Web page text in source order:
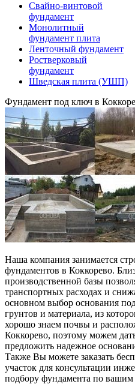
Свайно-винтовой
фундамент
Монолитный
фундамент плита
Ленточный фундамент
Ростверковый
фундамент
Шведская плита (УШП)
Фундамент под ключ в
Наша компания занимается
фундаментов в Коккорево.
производственной базы
транспортных расходах и
основном выбор основания
грунтов и материала, из
хорошо знаем почвы и
Коккорево, поэтому можем
предложить надежное
Также Вы можете заказать
участок для консультации
подбору фундамента по вашим